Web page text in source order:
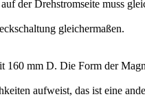
der Drehstromseite muss
gleichermaßen.
mm D. Die Form der
aufweist, das ist eine